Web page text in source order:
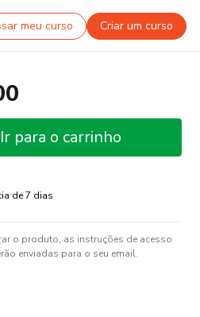
meu curso Criar um curso
Ir para o carrinho
de 7 dias
o produto, as instruções de acesso
enviadas para o seu email.